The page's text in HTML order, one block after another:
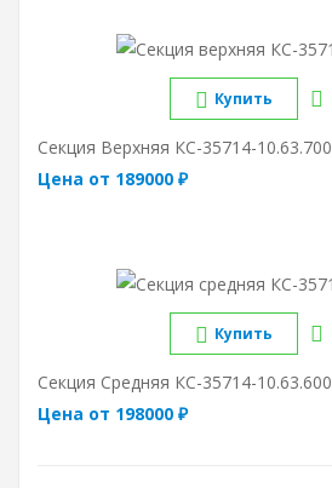
Купить
Секция Верхняя КС-35714-10.63.700
Цена от 189000 ₽
Купить
Секция Средняя КС-35714-10.63.600
Цена от 198000 ₽